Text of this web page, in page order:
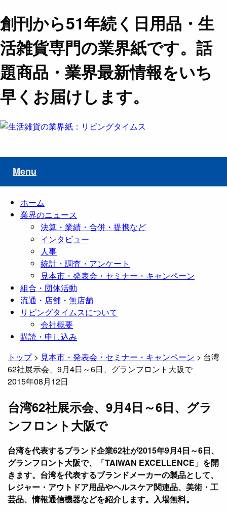
創刊から51年続く日用品・生
活雑貨専門の業界紙です。話
題商品・業界最新情報をいち
早くお届けします。
Menu
ホーム
業界のニュース
決算・業績・合併・提携など
インタビュー
人事
統計・調査・アンケート
見本市・発表会・セミナー・キャンペーン
組合・団体活動
流通・店舗・無店舗
リビングタイムスについて
会社概要
購読・申し込み
トップ> 見本市・発表会・セミナー・キャンペーン > 台湾
62社展示会、9月4日～6日、グランフロント大阪で
2015年08月12日
台湾62社展示会、9月4日～6日、グラ
ンフロント大阪で
台湾を代表するブランド企業62社が2015年9月4日～6日、
グランフロント大阪で、「TAIWAN EXCELLENCE」を開
きます。台湾を代表するブランドメーカーの製品として、
レジャー・アウトドア用品やヘルスケア関連品、美術・工
芸品、情報通信機器などを紹介します。入場無料。